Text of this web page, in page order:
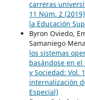
carreras
11 Núm. 2
la Educación
Byron Oviedo,
Samaniego
los sistemas
basándose en
y Sociedad: Vol.
internalización
Especial)